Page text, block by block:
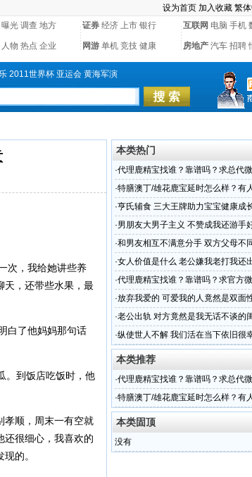
设为首页 加入收藏 繁
曝光 调查 地方 证券 经济 上市 银行 互联网 电脑 手机
人物 热点 企业 网游 单机 竞技 健康 房地产 汽车 招聘
2011世界杯 亚运会 黄海军演
次，我给她讲些养
天，还带些水果，最
白了他妈妈那句话
。到饭店吃饭时，他
孝顺，周末一有空就
还很细心，我喜欢的
的。
本类热门
·代理鹿精宝找谁？靠谱吗？求总代
·特膳澳丁/雄花鹿宝延时怎么样？有
信
·亨氏辅食 三大王牌助力宝宝健康成
·男朋友大男子主义 不赞成我还游手
·和男友相互不满意分手 双方父母不
·女人价值是什么 老公嫌我老打我还
·代理鹿精宝找谁？靠谱吗？求官方
·放弃我爱的 可爱我的人竟然是双面
·老公出轨 对方竟然是我无话不谈的
·纵使世人不解 我们活在当下依旧很
本类推荐
·代理鹿精宝找谁？靠谱吗？求总代
·特膳澳丁/雄花鹿宝延时怎么样？有
信
本类固顶
没有